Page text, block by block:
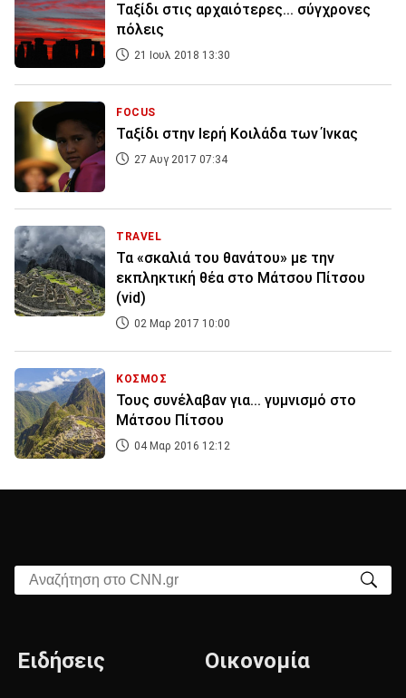
Ταξίδι στις αρχαιότερες... σύγχρονες
πόλεις
21 Ιουλ 2018 13:30
FOCUS
Ταξίδι στην Ιερή Κοιλάδα των Ίνκας
27 Αυγ 2017 07:34
TRAVEL
Τα «σκαλιά του θανάτου» με την
εκπληκτική θέα στο Μάτσου Πίτσου
(vid)
02 Μαρ 2017 10:00
ΚΟΣΜΟΣ
Τους συνέλαβαν για... γυμνισμό στο
Μάτσου Πίτσου
04 Μαρ 2016 12:12
Αναζήτηση στο CNN.gr
Ειδήσεις Οικονομία